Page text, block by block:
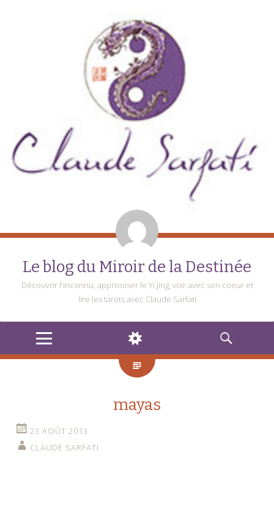
Le blog du Miroir de la Destinée
Découvrir l'inconnu, apprivoiser le Yi Jing, voir avec son coeur et
lire les tarots avec Claude Sarfati
MENU
WIDGETS
RECHERCHE
mayas
23 AOÛT 2013
CLAUDE SARFATI